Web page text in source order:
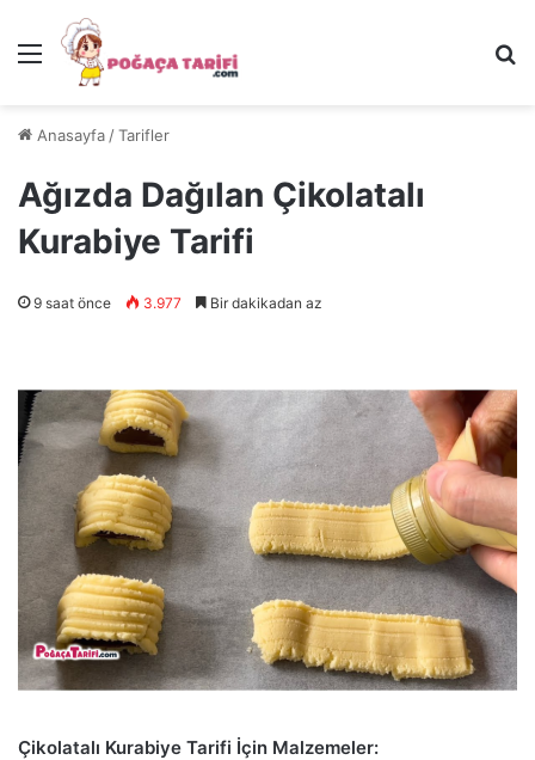
Menü
Anasayfa /Tarifler
Ağızda Dağılan Çikolatalı
Kurabiye Tarifi
9 saat önce 3.977 Bir dakikadan az
Çikolatalı Kurabiye Tarifi İçin Malzemeler: